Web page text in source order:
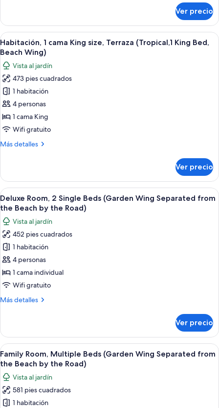
from
the
Beach
by
the
Road)
Room,
King
Bed
Wing
Separated
from
the
Beach
the
Road)
Ver precio
Abrir
todas
las
fotos
de
Habitación,
1
cama
King
Terraza
Bed,
Beach
Wing)
Una habitación de hotel con una
7
Habitación, 1 cama King size, Terraza (Tropical,1 King Bed,
Beach Wing)
Vista al jardín
473 pies cuadrados
1 habitación
4 personas
1 cama King
Wifi gratuito
Más detalles
Más
1
cama
King
size,
(Tropical,1
King
Bed,
Beach
Wing)
Ver precio
Abrir
todas
las
fotos
de
Deluxe
Room,
2
Single
(Garden
from
the
Beach
by
the
Road)
Una habitación de hotel moderna
6
Deluxe Room, 2 Single Beds (Garden Wing Separated from
the Beach by the Road)
Vista al jardín
452 pies cuadrados
1 habitación
4 personas
1 cama individual
Wifi gratuito
Más detalles
Más
Room,
Single
Beds
Wing
Separated
from
the
Ver precio
Abrir
todas
las
fotos
de
Family
Una sala de estar acogedora con
8
Family Room, Multiple Beds (Garden Wing Separated from
the Beach by the Road)
Vista al jardín
581 pies cuadrados
1 habitación